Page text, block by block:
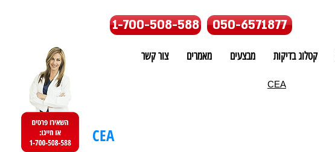
1-700-508-588 050-6571877
קטלוג בדיקות מבצעים מאמרים צור קשר
CEA
CEA